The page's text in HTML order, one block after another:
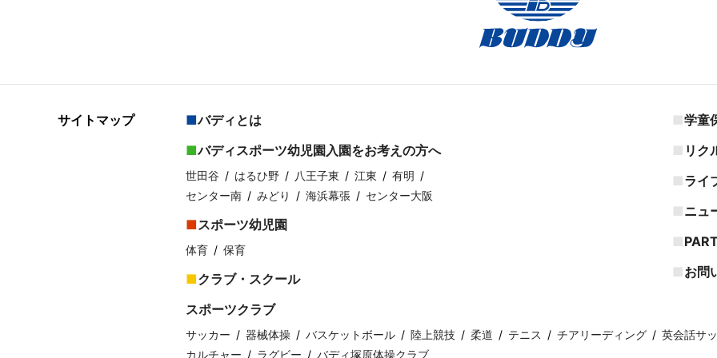
サイトマップ
バディとは
バディスポーツ幼児園入園をお考えの方へ
世田谷 はるひ野 八王子東 江東
有明
センター南
みどり 海浜幕張 センター大阪
スポーツ幼児園
体育 保育
クラブ・スクール
スポーツクラブ
サッカー 器械体操 バスケットボール 陸上競技 柔道 テニス チアリーディング
英会話サ
カルチャー
ラグビー バディ塚原体操クラブ
学童
リク
ライ
ニュ
お問